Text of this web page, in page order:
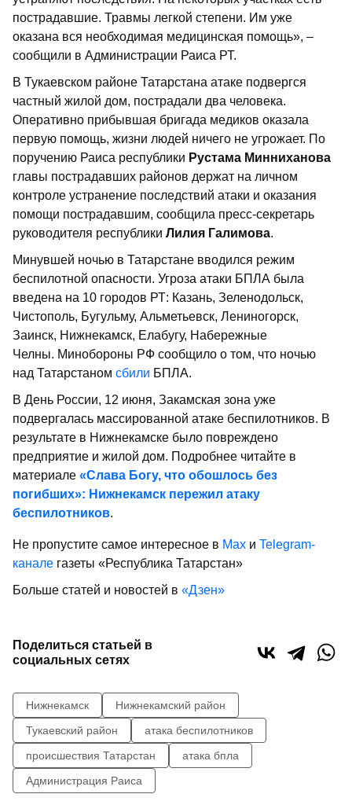
пострадавшие. Травмы легкой степени. Им уже
оказана вся необходимая медицинская помощь», –
сообщили в Администрации Раиса РТ.
В Тукаевском районе Татарстана атаке подвергся
частный жилой дом, пострадали два человека.
Оперативно прибывшая бригада медиков оказала
первую помощь, жизни людей ничего не угрожает. По
поручению Раиса республики Рустама Минниханова
главы пострадавших районов держат на личном
контроле устранение последствий атаки и оказания
помощи пострадавшим, сообщила пресс-секретарь
руководителя республики Лилия Галимова.
Минувшей ночью в Татарстане вводился режим
беспилотной опасности. Угроза атаки БПЛА была
введена на 10 городов РТ: Казань, Зеленодольск,
Чистополь, Бугульму, Альметьевск, Лениногорск,
Заинск, Нижнекамск, Елабугу, Набережные
Челны. Минобороны РФ сообщило о том, что ночью
над Татарстаном сбили БПЛА.
В День России, 12 июня, Закамская зона уже
подвергалась массированной атаке беспилотников. В
результате в Нижнекамске было повреждено
предприятие и жилой дом. Подробнее читайте в
материале «Слава Богу, что обошлось без
погибших»: Нижнекамск пережил атаку
беспилотников.
Не пропустите самое интересное в Max и Telegram-
канале газеты «Республика Татарстан»
Больше статей и новостей в «Дзен»
Поделиться статьей в
социальных сетях
Нижнекамск
Нижнекамский район
Тукаевский район
атака беспилотников
происшествия Татарстан
атака бпла
Администрация Раиса